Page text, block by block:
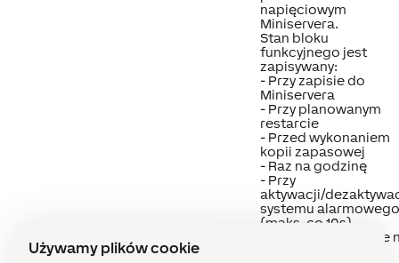
Używamy plików cookie
napięciowym
Miniservera.
Stan bloku
funkcyjnego jest
zapisywany:
- Przy zapisie do
Miniservera
- Przy planowanym
restarcie
- Przed wykonaniem
kopii zapasowej
- Raz na godzinę
- Przy
aktywacji/
systemu alarmowego
(maks. co 10s)
Dane są zapisywane